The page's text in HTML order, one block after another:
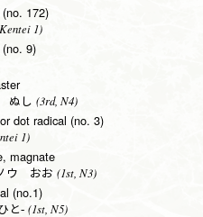
172)
1)
9)
ぬし (3rd, N4)
dot radical (no. 3)
1)
magnate
ウ おお (1st, N3)
(no.1)
と- (1st, N5)